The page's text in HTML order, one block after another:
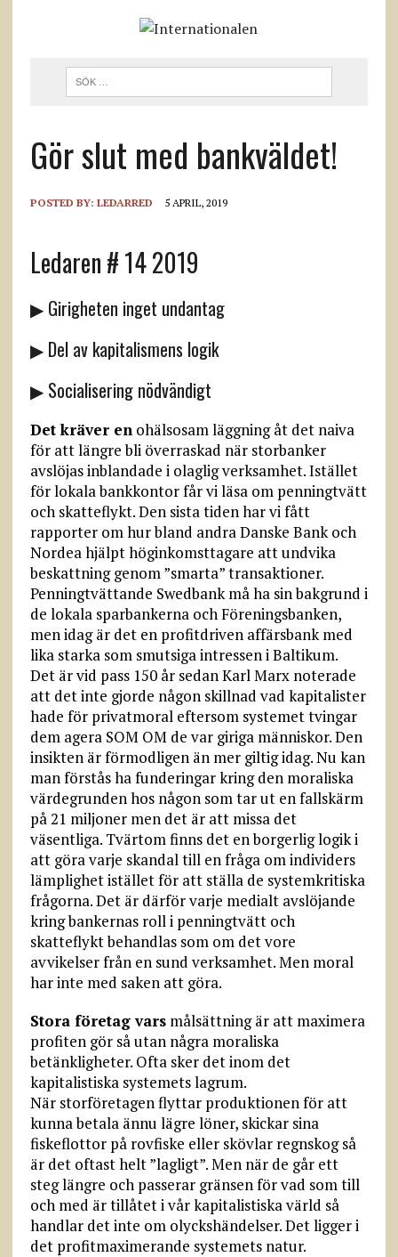
Gör slut med bankväldet!
POSTED BY: LEDARRED 5 APRIL, 2019
Ledaren # 14 2019
▶ Girigheten inget undantag
▶ Del av kapitalismens logik
▶ Socialisering nödvändigt
Det kräver enohälsosam läggning åt det naiva
för att längre bli överraskad när storbanker
avslöjas inblandade i olaglig verksamhet. Istället
för lokala bankkontor får vi läsa om penningtvätt
och skatteflykt. Den sista tiden har vi fått
rapporter om hur bland andra Danske Bank och
Nordea hjälpt höginkomsttagare att undvika
beskattning genom ”smarta” transaktioner.
Penningtvättande Swedbank må ha sin bakgrund i
de lokala sparbankerna och Föreningsbanken,
men idag är det en profitdriven affärsbank med
lika starka som smutsiga intressen i Baltikum.
Det är vid pass 150 år sedan Karl Marx noterade
att det inte gjorde någon skillnad vad kapitalister
hade för privatmoral eftersom systemet tvingar
dem agera SOM OM de var giriga människor. Den
insikten är förmodligen än mer giltig idag. Nu kan
man förstås ha funderingar kring den moraliska
värdegrunden hos någon som tar ut en fallskärm
på 21 miljoner men det är att missa det
väsentliga. Tvärtom finns det en borgerlig logik i
att göra varje skandal till en fråga om individers
lämplighet istället för att ställa de systemkritiska
frågorna. Det är därför varje medialt avslöjande
kring bankernas roll i penningtvätt och
skatteflykt behandlas som om det vore
avvikelser från en sund verksamhet. Men moral
har inte med saken att göra.
Stora företag varsmålsättning är att maximera
profiten gör så utan några moraliska
betänkligheter. Ofta sker det inom det
kapitalistiska systemets lagrum.
När storföretagen flyttar produktionen för att
kunna betala ännu lägre löner, skickar sina
fiskeflottor på rovfiske eller skövlar regnskog så
är det oftast helt ”lagligt”. Men när de går ett
steg längre och passerar gränsen för vad som till
och med är tillåtet i vår kapitalistiska värld så
handlar det inte om olyckshändelser. Det ligger i
det profitmaximerande systemets natur.